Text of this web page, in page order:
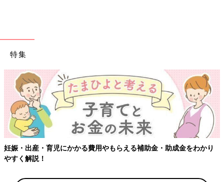
特集
妊娠・出産・育児にかかる費用やもらえる補助金・助成金をわかり
やすく解説！